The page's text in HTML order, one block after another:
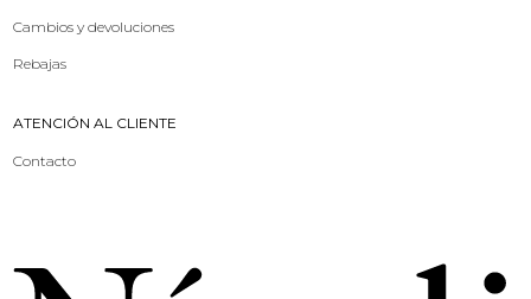
Cambios y devoluciones
Rebajas
ATENCIÓN AL CLIENTE
Contacto